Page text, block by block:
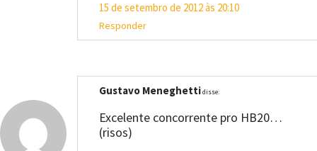
15 de setembro de 2012 às 20:10
Responder
Gustavo Meneghettidisse:
Excelente concorrente pro HB20…
(risos)